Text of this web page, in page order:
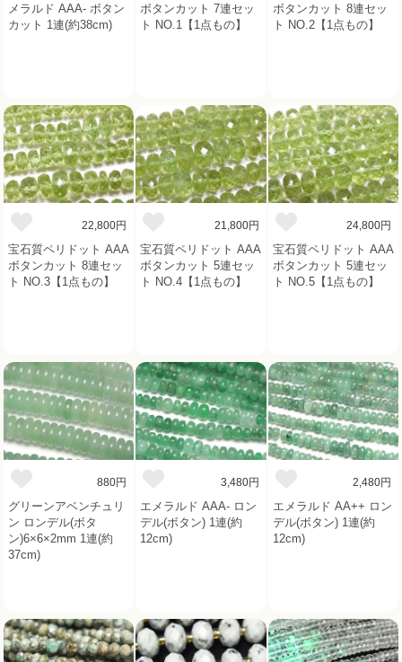
メラルド AAA- ボタン
カット 1連(約38cm)
ボタンカット 7連セッ
ト NO.1【1点もの】
ボタンカット 8連セッ
ト NO.2【1点もの】
22,800円
宝石質ペリドット AAA
ボタンカット 8連セッ
ト NO.3【1点もの】
21,800円
宝石質ペリドット AAA
ボタンカット 5連セッ
ト NO.4【1点もの】
24,800円
宝石質ペリドット AAA
ボタンカット 5連セッ
ト NO.5【1点もの】
880円
グリーンアベンチュリ
ン ロンデル(ボタ
ン)6×6×2mm 1連(約
37cm)
3,480円
エメラルド AAA- ロン
デル(ボタン) 1連(約
12cm)
2,480円
エメラルド AA++ ロン
デル(ボタン) 1連(約
12cm)